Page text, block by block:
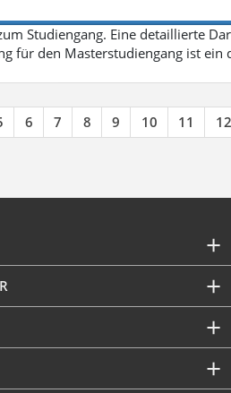
Studiengang. Eine detaillierte
für den Masterstudiengang ist
6 7 8 9 10 11 12